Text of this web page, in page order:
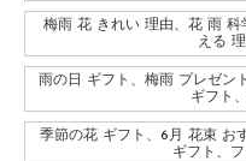
梅雨 花 きれい 理由、花 雨
える
雨の日 ギフト、梅雨 プレゼン
ギフト
季節の花 ギフト、6月 花束 お
ギフト、